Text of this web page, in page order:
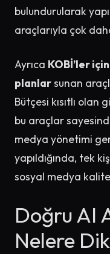
bulundurularak
araçlarıyla çok
Ayrıca KOBİ’ler
planlarsunan
Bütçesi kısıtlı
bu araçlar
medya yönetimi
yapıldığında, tek
sosyal medya
Doğru AI
Nelere